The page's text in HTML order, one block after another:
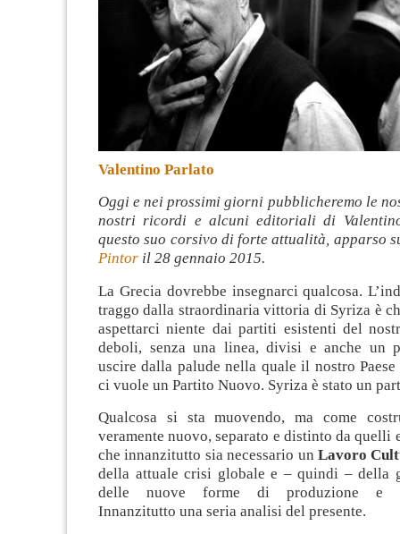
Valentino Parlato
Oggi e nei prossimi giorni pubblicheremo le
nostri ricordi e alcuni editoriali di
questo suo corsivo di forte attualità, apparso
Pintor il 28 gennaio 2015.
La Grecia dovrebbe insegnarci qualcosa.
traggo dalla straordinaria vittoria di Syriza è
aspettarci niente dai partiti esistenti del
deboli, senza una linea, divisi e anche un
uscire dalla palude nella quale il nostro
ci vuole un Partito Nuovo. Syriza è stato un
Qualcosa si sta muovendo, ma come
veramente nuovo, separato e distinto da quelli
che innanzitutto sia necessario un Lavoro
della attuale crisi globale e – quindi – della
delle nuove forme di produzione e
Innanzitutto una seria analisi del presente.